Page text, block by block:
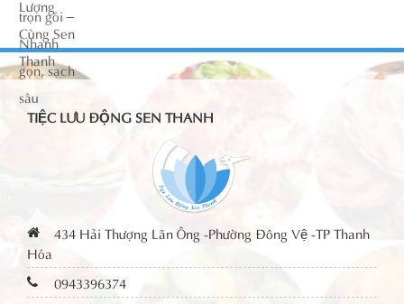
TIỆC LƯU ĐỘNG SEN THANH
434 Hải Thượng Lãn Ông -Phường Đông Vệ -TP Thanh
Hóa
0943396374